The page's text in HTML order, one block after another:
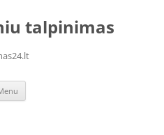
talpinimas